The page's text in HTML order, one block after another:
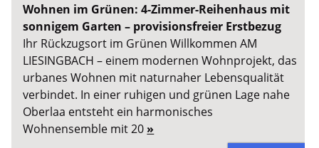
Wohnen im Grünen: 4-Zimmer-Reihenhaus mit
sonnigem Garten – provisionsfreier Erstbezug
Ihr Rückzugsort im Grünen Willkommen AM
LIESINGBACH – einem modernen Wohnprojekt, das
urbanes Wohnen mit naturnaher Lebensqualität
verbindet. In einer ruhigen und grünen Lage nahe
Oberlaa entsteht ein harmonisches
Wohnensemble mit 20 »